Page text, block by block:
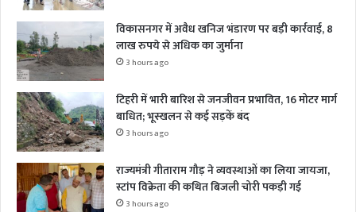
विकासनगर में अवैध खनिज भंडारण पर बड़ी कार्रवाई, 8
लाख रुपये से अधिक का जुर्माना
3 hours ago
टिहरी में भारी बारिश से जनजीवन प्रभावित, 16 मोटर मार्ग
बाधित; भूस्खलन से कई सड़कें बंद
3 hours ago
राज्यमंत्री गीताराम गौड़ ने व्यवस्थाओं का लिया जायजा,
स्टांप विक्रेता की कथित बिजली चोरी पकड़ी गई
3 hours ago